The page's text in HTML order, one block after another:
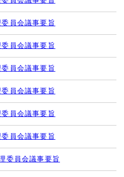
員会議事要旨
員会議事要旨
員会議事要旨
員会議事要旨
員会議事要旨
員会議事要旨
委員会議事要旨